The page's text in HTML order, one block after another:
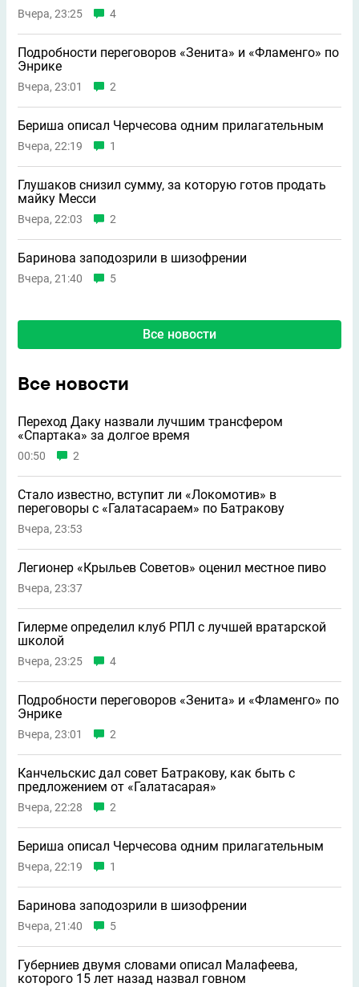
Вчера, 23:25 4
Подробности переговоров «Зенита» и «Фламенго» по
Энрике
Вчера, 23:01 2
Бериша описал Черчесова одним прилагательным
Вчера, 22:19 1
Глушаков снизил сумму, за которую готов продать
майку Месси
Вчера, 22:03 2
Баринова заподозрили в шизофрении
Вчера, 21:40 5
Все новости
Все новости
Переход Даку назвали лучшим трансфером
«Спартака» за долгое время
00:50 2
Стало известно, вступит ли «Локомотив» в
переговоры с «Галатасараем» по Батракову
Вчера, 23:53
Легионер «Крыльев Советов» оценил местное пиво
Вчера, 23:37
Гилерме определил клуб РПЛ с лучшей вратарской
школой
Вчера, 23:25 4
Подробности переговоров «Зенита» и «Фламенго» по
Энрике
Вчера, 23:01 2
Канчельскис дал совет Батракову, как быть с
предложением от «Галатасарая»
Вчера, 22:28 2
Бериша описал Черчесова одним прилагательным
Вчера, 22:19 1
Баринова заподозрили в шизофрении
Вчера, 21:40 5
Губерниев двумя словами описал Малафеева,
которого 15 лет назад назвал говном